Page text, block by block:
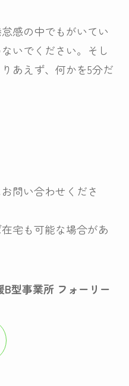
感の中でもがいてい
いでください。そし
あえず、何かを5分だ
問い合わせくださ
宅も可能な場合があ
型事業所 フォーリー